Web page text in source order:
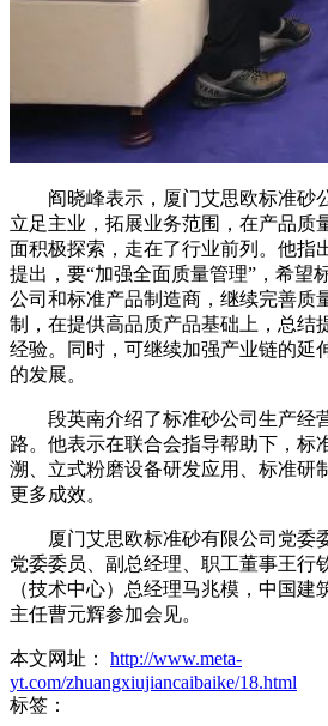
阎晓峰表示，厦门艾思欧标准砂公
立足主业，拓展业务范围，在产品质
面积极探索，走在了行业前列。他指
提出，要“加强全面质量管理”，希望
公司和标准产品制造商，继续完善质
制，在提供高品质产品基础上，总结
经验。同时，可继续加强产业链的延
的发展。
段英南介绍了标准砂公司生产经
路。他表示在联合会指导帮助下，标
溯、立式粉磨设备研发应用、标准研
更多成效。
厦门艾思欧标准砂有限公司党委委
党委委员、副总经理、职工董事王行
（技术中心）总经理马兆模，中国建
主任曹元辉参加会见。
本文网址： http://www.meta-
yt.com/zhuangxiujiancaibaike/18.html
标签：